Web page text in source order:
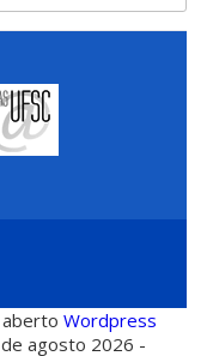
abertoWordpress
agosto 2026 -